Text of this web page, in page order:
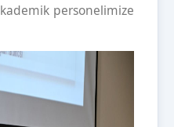
personelimize